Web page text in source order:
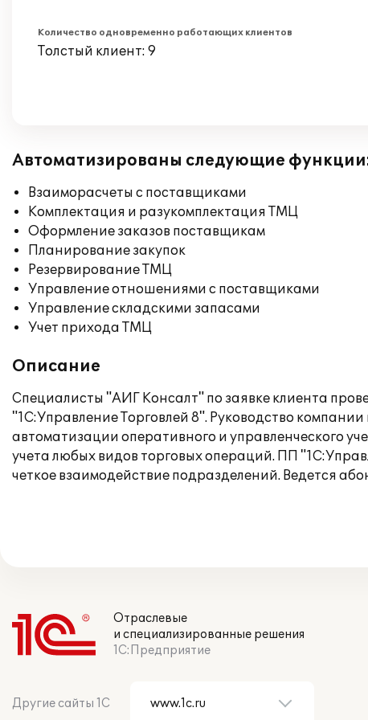
Количество одновременно работающих клиентов
Толстый клиент: 9
Автоматизированы следующие
Взаиморасчеты с поставщиками
Комплектация и разукомплектация ТМЦ
Оформление заказов поставщикам
Планирование закупок
Резервирование ТМЦ
Управление отношениями с поставщиками
Управление складскими запасами
Учет прихода ТМЦ
Описание
Специалисты "АИГ Консалт" по заявке клиента
"1С:Управление Торговлей 8". Руководство
автоматизации оперативного и управленческого
учета любых видов торговых операций. ПП
четкое взаимодействие подразделений. Ведется
Отраслевые
и специализированные решения
1С:Предприятие
Другие сайты 1С